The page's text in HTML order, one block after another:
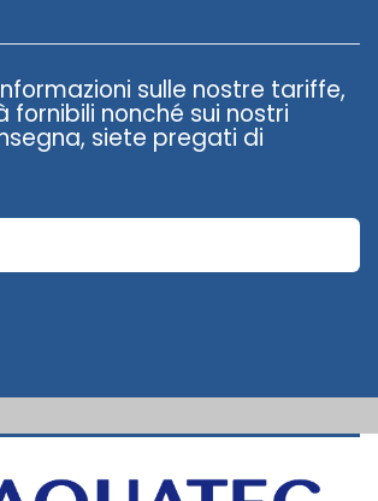
sulle nostre tariffe,
fornibili nonché sui nostri
siete pregati di